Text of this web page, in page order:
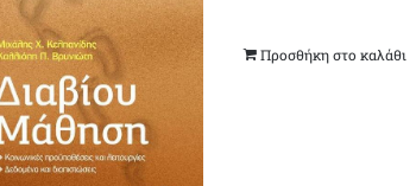
€20,40.
Προσθήκη στο καλάθι